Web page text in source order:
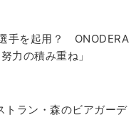
手を起用？ ONODERA
力の積み重ね」
トラン・森のビアガーデ